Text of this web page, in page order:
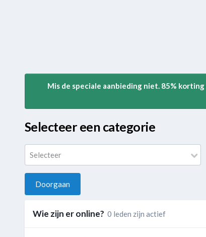
Mis de speciale aanbieding niet. 85%
Selecteer een categorie
Selecteer
Doorgaan
Wie zijn er online? 0 leden zijn actief